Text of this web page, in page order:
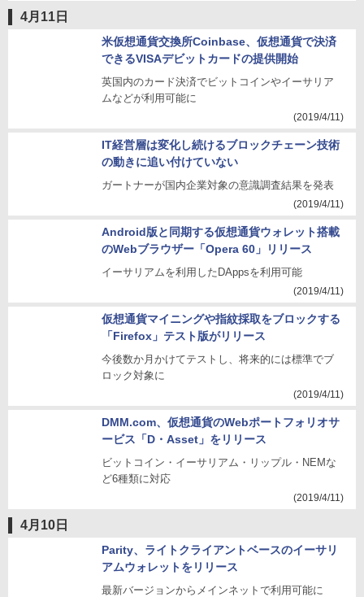
4月11日
米仮想通貨交換所Coinbase、仮想通貨で決済
できるVISAデビットカードの提供開始
英国内のカード決済でビットコインやイーサリア
ムなどが利用可能に
(2019/4/11)
IT経営層は変化し続けるブロックチェーン技術
の動きに追い付けていない
ガートナーが国内企業対象の意識調査結果を発表
(2019/4/11)
Android版と同期する仮想通貨ウォレット搭載
のWebブラウザー「Opera 60」リリース
イーサリアムを利用したDAppsを利用可能
(2019/4/11)
仮想通貨マイニングや指紋採取をブロックする
「Firefox」テスト版がリリース
今後数か月かけてテストし、将来的には標準でブ
ロック対象に
(2019/4/11)
DMM.com、仮想通貨のWebポートフォリオサ
ービス「D・Asset」をリリース
ビットコイン・イーサリアム・リップル・NEMな
ど6種類に対応
(2019/4/11)
4月10日
Parity、ライトクライアントベースのイーサリ
アムウォレットをリリース
最新バージョンからメインネットで利用可能に